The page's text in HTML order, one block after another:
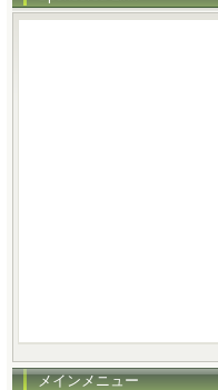
メインメニュー